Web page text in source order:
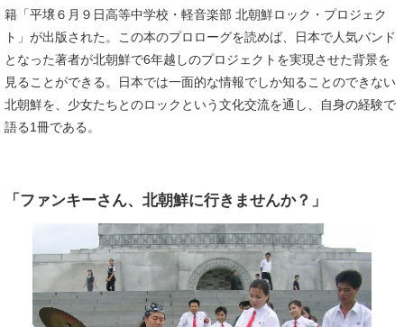
籍「平壌６月９日高等中学校・軽音楽部 北朝鮮ロック・プロジェク
ト」が出版された。この本のプロローグを読めば、日本で人気バンド
となった著者が北朝鮮で6年越しのプロジェクトを実現させた背景を
見ることができる。日本では一面的な情報でしか知ることのできない
北朝鮮を、少女たちとのロックという文化交流を通し、自身の経験で
語る1冊である。
「ファンキーさん、北朝鮮に行きませんか？」